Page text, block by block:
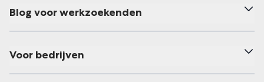
Blog voor werkzoekenden
Voor bedrijven